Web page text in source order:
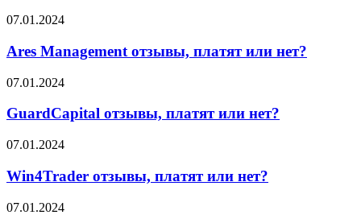
Ares
отзывы,
платят
или
нет?
07.01.2024
Ares Management отзывы, платят или нет?
GuardCapital
платят
нет?
07.01.2024
GuardCapital отзывы, платят или нет?
Win4Trader
платят
или
нет?
07.01.2024
Win4Trader отзывы, платят или нет?
First
07.01.2024